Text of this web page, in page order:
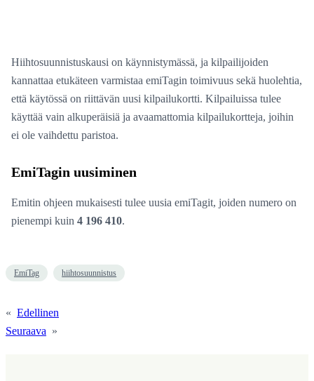
Hiihtosuunnistuskausi on käynnistymässä, ja kilpailijoiden
kannattaa etukäteen varmistaa emiTagin toimivuus sekä huolehtia,
että käytössä on riittävän uusi kilpailukortti. Kilpailuissa tulee
käyttää vain alkuperäisiä ja avaamattomia kilpailukortteja, joihin
ei ole vaihdettu paristoa.
EmiTagin uusiminen
Emitin ohjeen mukaisesti tulee uusia emiTagit, joiden numero on
pienempi kuin4 196 410.
EmiTag hiihtosuunnistus
« Edellinen
Seuraava »